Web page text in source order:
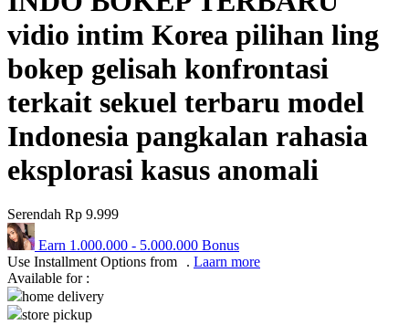
Playgro
Ponycycle
Puma
Pureats
Q
QV Baby
R
Real Shades
Red Castle
vidio intim Korea pilihan ling
bokep gelisah konfrontasi
terkait sekuel terbaru model
Indonesia pangkalan rahasia
eksplorasi kasus anomali
Serendah Rp 9.999
Earn 1.000.000 - 5.000.000 Bonus
Use Installment Options from
. Laarn more
Available for :
home delivery
store pickup